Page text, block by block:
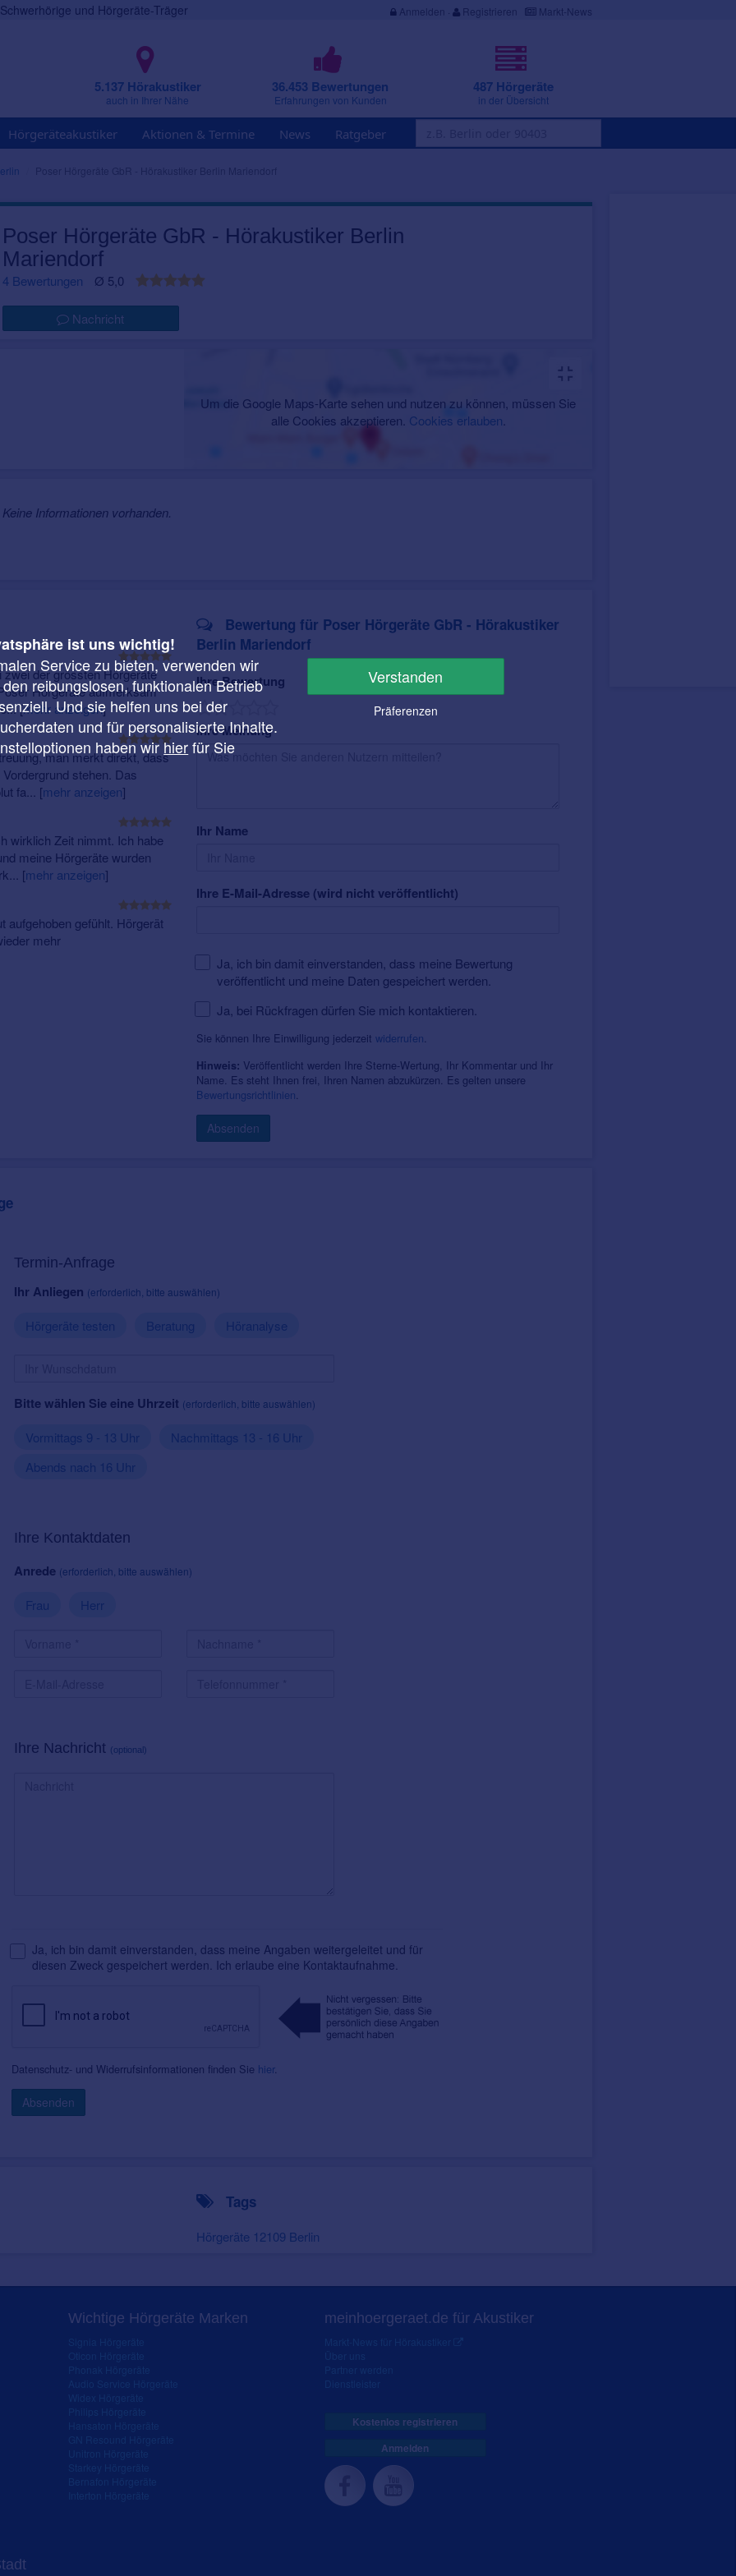
und Hörgeräte-Träger Anmelden · Registrieren Markt-News
5.137 Hörakustiker
auch in Ihrer Nähe
36.453 Bewertungen
Erfahrungen von Kunden
487 Hörgeräte
in der Übersicht
Hörgeräteakustiker Aktionen & Termine News Ratgeber
Poser Hörgeräte GbR - Hörakustiker Berlin Mariendorf
Poser Hörgeräte GbR - Hörakustiker Berlin
Mariendorf
4 Bewertungen Ø 5,0
Nachricht
Um die Google Maps-Karte sehen und nutzen zu können, müssen Sie
alle Cookies akzeptieren. Cookies erlauben
Keine Informationen vorhanden.
der grössten Hörgeräte
Hörgeräte aufmerksam
[mehr anzeigen]
man merkt direkt, dass
stehen. Das
fa... [mehr anzeigen]
wirklich Zeit nimmt. Ich habe
meine Hörgeräte wurden
[mehr anzeigen]
aufgehoben gefühlt. Hörgerät
mehr
Bewertung für Poser Hörgeräte GbR - Hörakustiker
Berlin Mariendorf
Ihre Bewertung
Ihre Meinung
Ihr Name
Ihre E-Mail-Adresse (wird nicht veröffentlicht)
Ja, ich bin damit einverstanden, dass meine Bewertung
veröffentlicht und meine Daten gespeichert werden.
Ja, bei Rückfragen dürfen Sie mich kontaktieren.
Sie können Ihre Einwilligung jederzeit widerrufen
Hinweis: Veröffentlicht werden Ihre Sterne-Wertung, Ihr Kommentar und Ihr
Name. Es steht Ihnen frei, Ihren Namen abzukürzen. Es gelten unsere
Bewertungsrichtlinien
Absenden
Termin-Anfrage
Ihr Anliegen (erforderlich, bitte auswählen)
Hörgeräte testen Beratung Höranalyse
Bitte wählen Sie eine Uhrzeit (erforderlich, bitte auswählen)
Vormittags 9 - 13 Uhr
Nachmittags 13 - 16 Uhr
Abends nach 16 Uhr
Ihre Kontaktdaten
Anrede (erforderlich, bitte auswählen)
Frau Herr
Ihre Nachricht (optional)
Ja, ich bin damit einverstanden, dass meine Angaben weitergeleitet und für
diesen Zweck gespeichert werden. Ich erlaube eine Kontaktaufnahme.
Datenschutz- und Widerrufsinformationen finden Sie hier.
Absenden
Tags
Hörgeräte 12109 Berlin
Wichtige Hörgeräte Marken meinhoergeraet.de für Akustiker
Kostenlos registrieren
Anmelden
ist uns wichtig!
Service zu bieten, verwenden wir
reibungslosen, funktionalen Betrieb
Und sie helfen uns bei der
und für personalisierte Inhalte.
haben wirhierfür Sie
Verstanden
Präferenzen